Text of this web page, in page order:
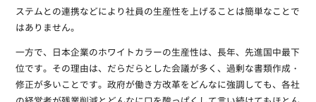
ステムとの連携などにより社員の生産性を上げることは簡単なことで
はありません。
一方で、日本企業のホワイトカラーの生産性は、長年、先進国中最下
位です。その理由は、だらだらとした会議が多く、過剰な書類作成・
修正が多いことです。政府が働き方改革をどんなに強調しても、各社